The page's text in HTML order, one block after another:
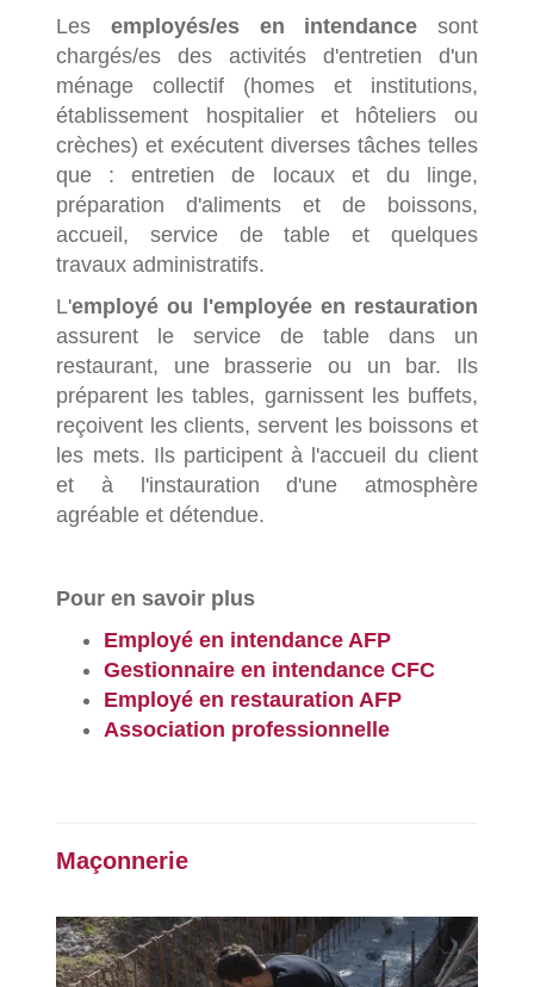
Les employés/es en intendance sont
chargés/es des activités d'entretien d'un
ménage collectif (homes et institutions,
établissement hospitalier et hôteliers ou
crèches) et exécutent diverses tâches telles
que : entretien de locaux et du linge,
préparation d'aliments et de boissons,
accueil, service de table et quelques
travaux administratifs.
L'employé ou l'employée en restauration
assurent le service de table dans un
restaurant, une brasserie ou un bar. Ils
préparent les tables, garnissent les buffets,
reçoivent les clients, servent les boissons et
les mets. Ils participent à l'accueil du client
et à l'instauration d'une atmosphère
agréable et détendue.
Pour en savoir plus
Employé en intendance AFP
Gestionnaire en intendance CFC
Employé en restauration AFP
Association professionnelle
Maçonnerie